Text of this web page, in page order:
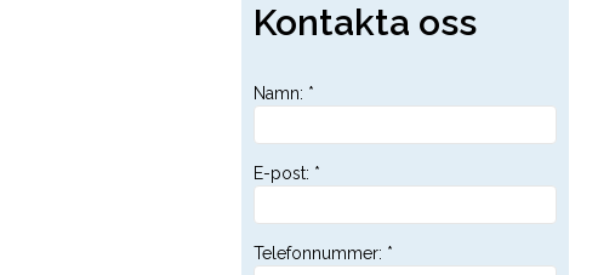
Kontakta oss
Namn: *
E-post: *
Telefonnummer: *